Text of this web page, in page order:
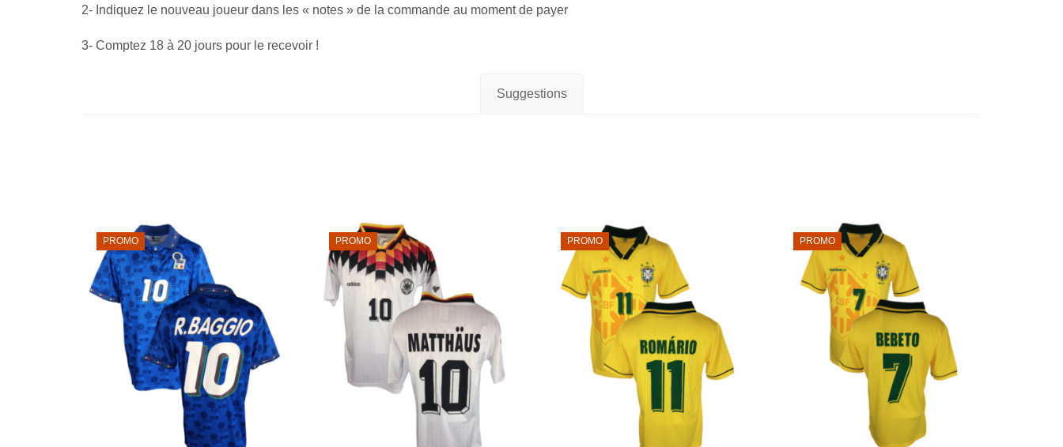
2- Indiquez le nouveau joueur dans les « notes » de la commande au moment de payer
3- Comptez 18 à 20 jours pour le recevoir !
Suggestions
PROMO PROMO PROMO PROMO